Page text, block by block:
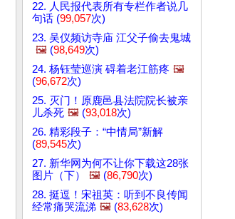
22. 人民报代表所有专栏作者说几
句话 (99,057次)
23. 吴仪频访寺庙 江父子偷去鬼城
🖼️ (98,649次)
24. 杨钰莹巡演 碍着老江筋疼 🖼️
(96,672次)
25. 灭门！原鹿邑县法院院长被亲
儿杀死 🖼️ (93,018次)
26. 精彩段子：“中情局”新解
(89,545次)
27. 新华网为何不让你下载这28张
图片（下）
🖼️ (86,790次)
28. 挺逗！宋祖英：听到不良传闻
经常痛哭流涕 🖼️ (83,628次)